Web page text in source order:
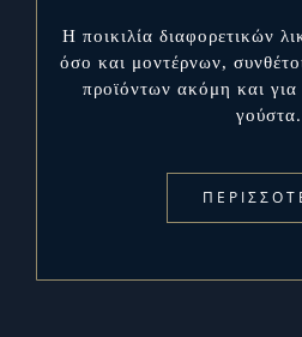
Η ποικιλία διαφορετικών
όσο και μοντέρνων,
προϊόντων ακόμη και για
γούστα.